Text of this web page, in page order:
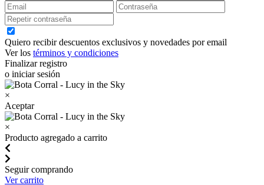
Quiero recibir descuentos exclusivos y novedades por email
Ver los términos y condiciones
Finalizar registro
o iniciar sesión
×
Aceptar
×
Producto agregado a carrito
Seguir comprando
Ver carrito